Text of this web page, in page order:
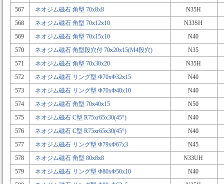
567
ネオジム磁石 角型 70x8x8
N35H
568
ネオジム磁石 角型 70x12x10
N33SH
569
ネオジム磁石 角型 70x15x10
N40
570
ネオジム磁石 角型段穴付 70x20x15(M4段穴)
N35
571
ネオジム磁石 角型 70x30x20
N35H
572
ネオジム磁石 リング型 Φ70xΦ32x15
N40
573
ネオジム磁石 リング型 Φ70xΦ40x10
N40
574
ネオジム磁石 角型 70x40x15
N50
575
ネオジム磁石 C型 R75xr65x30(45°)
N40
576
ネオジム磁石 C型 R75xr65x30(45°)
N40
577
ネオジム磁石 リング型 Φ79xΦ67x3
N45
578
ネオジム磁石 角型 80x8x8
N33UH
579
ネオジム磁石 リング型 Φ80xΦ50x10
N40